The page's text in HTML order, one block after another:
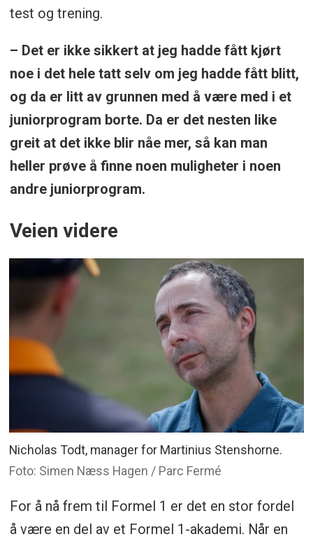
test og trening.
– Det er ikke sikkert at jeg hadde fått kjørt
noe i det hele tatt selv om jeg hadde fått blitt,
og da er litt av grunnen med å være med i et
juniorprogram borte. Da er det nesten like
greit at det ikke blir nåe mer, så kan man
heller prøve å finne noen muligheter i noen
andre juniorprogram.
Veien videre
Nicholas Todt, manager for Martinius Stenshorne.
Foto: Simen Næss Hagen / Parc Fermé
For å nå frem til Formel 1 er det en stor fordel
å være en del av et Formel 1-akademi. Når en